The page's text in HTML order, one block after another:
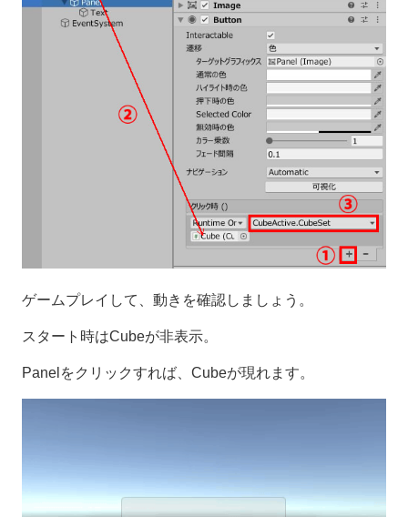
ゲームプレイして、動きを確認しましょう。
スタート時はCubeが非表示。
Panelをクリックすれば、Cubeが現れます。